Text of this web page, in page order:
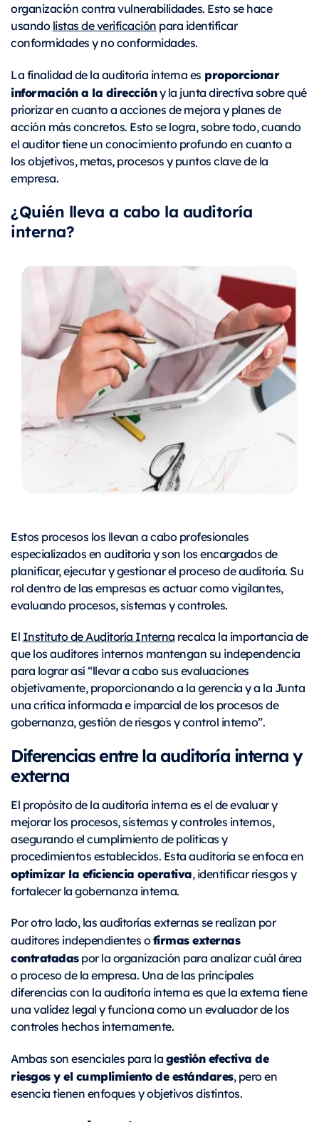
organización contra vulnerabilidades. Esto se hace
usandolistas de verificación para identificar
conformidades y no conformidades.
La finalidad de la auditoría interna es proporcionar
información a la direccióny la junta directiva sobre qué
priorizar en cuanto a acciones de mejora y planes de
acción más concretos. Esto se logra, sobre todo, cuando
el auditor tiene un conocimiento profundo en cuanto a
los objetivos, metas, procesos y puntos clave de la
empresa.
¿Quién lleva a cabo la auditoría
interna?
Estos procesos los llevan a cabo profesionales
especializados en auditoría y son los encargados de
planificar, ejecutar y gestionar el proceso de auditoría. Su
rol dentro de las empresas es actuar como vigilantes,
evaluando procesos, sistemas y controles.
El Instituto de Auditoría Interna recalca la importancia de
que los auditores internos mantengan su independencia
para lograr así “llevar a cabo sus evaluaciones
objetivamente, proporcionando a la gerencia y a la Junta
una crítica informada e imparcial de los procesos de
gobernanza, gestión de riesgos y control interno”.
Diferencias entre la auditoría interna y
externa
El propósito de la auditoría interna es el de evaluar y
mejorar los procesos, sistemas y controles internos,
asegurando el cumplimiento de políticas y
procedimientos establecidos. Esta auditoría se enfoca en
optimizar la eficiencia operativa, identificar riesgos y
fortalecer la gobernanza interna.
Por otro lado, las auditorías externas se realizan por
auditores independientes ofirmas externas
contratadaspor la organización para analizar cuál área
o proceso de la empresa. Una de las principales
diferencias con la auditoría interna es que la externa tiene
una validez legal y funciona como un evaluador de los
controles hechos internamente.
Ambas son esenciales para lagestión efectiva de
riesgos y el cumplimiento de estándares, pero en
esencia tienen enfoques y objetivos distintos.